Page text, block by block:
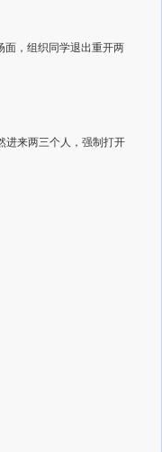
面，组织同学退出重开两
进来两三个人，强制打开